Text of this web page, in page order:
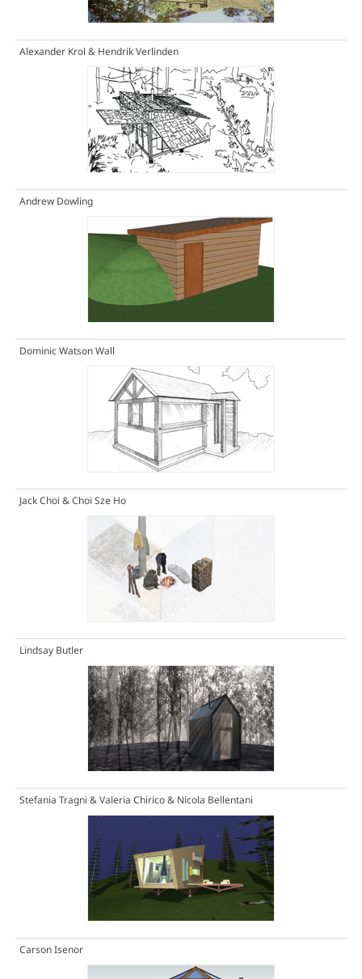
Alexander Krol & Hendrik Verlinden
Andrew Dowling
Dominic Watson Wall
Jack Choi & Choi Sze Ho
Lindsay Butler
Stefania Tragni & Valeria Chirico & Nicola Bellentani
Carson Isenor